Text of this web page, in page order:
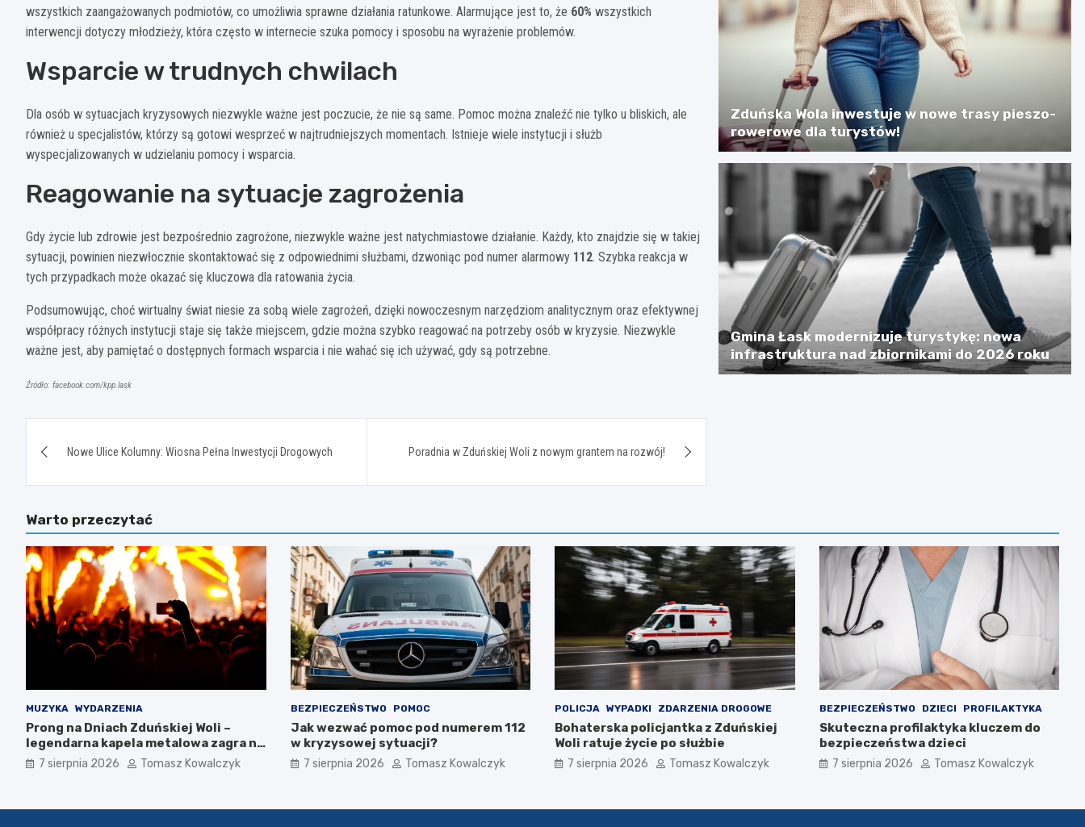
wszystkich zaangażowanych podmiotów, co umożliwia sprawne działania ratunkowe. Alarmujące jest to, że 60% wszystkich
interwencji dotyczy młodzieży, która często w internecie szuka pomocy i sposobu na wyrażenie problemów.
Wsparcie w trudnych chwilach
Dla osób w sytuacjach kryzysowych niezwykle ważne jest poczucie, że nie są same. Pomoc można znaleźć nie tylko u bliskich, ale
również u specjalistów, którzy są gotowi wesprzeć w najtrudniejszych momentach. Istnieje wiele instytucji i służb
wyspecjalizowanych w udzielaniu pomocy i wsparcia.
Reagowanie na sytuacje zagrożenia
Gdy życie lub zdrowie jest bezpośrednio zagrożone, niezwykle ważne jest natychmiastowe działanie. Każdy, kto znajdzie się w takiej
sytuacji, powinien niezwłocznie skontaktować się z odpowiednimi służbami, dzwoniąc pod numer alarmowy 112. Szybka reakcja w
tych przypadkach może okazać się kluczowa dla ratowania życia.
Podsumowując, choć wirtualny świat niesie za sobą wiele zagrożeń, dzięki nowoczesnym narzędziom analitycznym oraz efektywnej
współpracy różnych instytucji staje się także miejscem, gdzie można szybko reagować na potrzeby osób w kryzysie. Niezwykle
ważne jest, aby pamiętać o dostępnych formach wsparcia i nie wahać się ich używać, gdy są potrzebne.
Źródło: facebook.com/kpp.lask
wpisuNowe Ulice Kolumny: Wiosna Pełna Inwestycji Drogowych Poradnia w Zduńskiej Woli z nowym grantem na rozwój!
Zduńska Wola inwestuje w nowe trasy pieszo-
rowerowe dla turystów!
Gmina Łask modernizuje turystykę: nowa
infrastruktura nad zbiornikami do 2026 roku
Warto przeczytać
MUZYKA WYDARZENIA
Prong na Dniach Zduńskiej Woli –
legendarna kapela metalowa zagra na
żywo!
7 sierpnia 2026 Tomasz Kowalczyk
BEZPIECZEŃSTWO POMOC
Jak wezwać pomoc pod numerem 112
w kryzysowej sytuacji?
7 sierpnia 2026 Tomasz Kowalczyk
POLICJA WYPADKI ZDARZENIA DROGOWE
Bohaterska policjantka z Zduńskiej
Woli ratuje życie po służbie
7 sierpnia 2026 Tomasz Kowalczyk
BEZPIECZEŃSTWO DZIECI PROFILAKTYKA
Skuteczna profilaktyka kluczem do
bezpieczeństwa dzieci
7 sierpnia 2026 Tomasz Kowalczyk